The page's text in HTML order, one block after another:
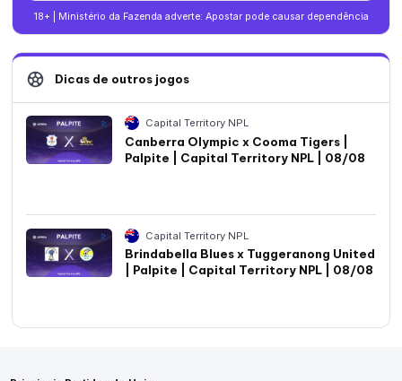
18+ | Ministério da Fazenda adverte: Apostar pode causar dependência
Dicas de outros jogos
Capital Territory NPL
Canberra Olympic x Cooma Tigers |
Palpite | Capital Territory NPL | 08/08
Capital Territory NPL
Brindabella Blues x Tuggeranong United
| Palpite | Capital Territory NPL | 08/08